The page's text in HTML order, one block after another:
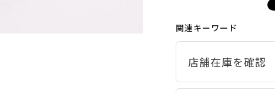
関連キーワード